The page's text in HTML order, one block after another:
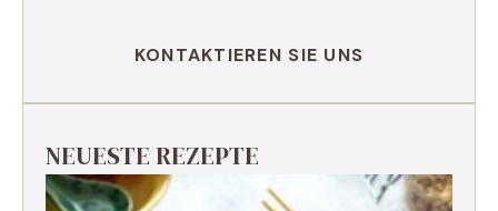
KONTAKTIEREN SIE UNS
NEUESTE REZEPTE